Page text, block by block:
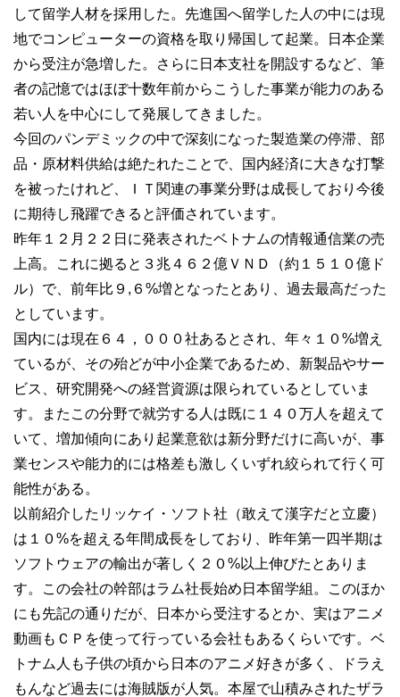
して留学人材を採用した。先進国へ留学した人の中には現
地でコンピューターの資格を取り帰国して起業。日本企業
から受注が急増した。さらに日本支社を開設するなど、筆
者の記憶ではほぼ十数年前からこうした事業が能力のある
若い人を中心にして発展してきました。
今回のパンデミックの中で深刻になった製造業の停滞、部
品・原材料供給は絶たれたことで、国内経済に大きな打撃
を被ったけれど、ＩＴ関連の事業分野は成長しており今後
に期待し飛躍できると評価されています。
昨年１２月２２日に発表されたベトナムの情報通信業の売
上高。これに拠ると３兆４６２億ＶＮＤ（約１５１０億ド
ル）で、前年比９,６%増となったとあり、過去最高だった
としています。
国内には現在６４，０００社あるとされ、年々１０%増え
ているが、その殆どが中小企業であるため、新製品やサー
ビス、研究開発への経営資源は限られているとしていま
す。またこの分野で就労する人は既に１４０万人を超えて
いて、増加傾向にあり起業意欲は新分野だけに高いが、事
業センスや能力的には格差も激しくいずれ絞られて行く可
能性がある。
以前紹介したリッケイ・ソフト社（敢えて漢字だと立慶）
は１０%を超える年間成長をしており、昨年第一四半期は
ソフトウェアの輸出が著しく２０%以上伸びたとありま
す。この会社の幹部はラム社長始め日本留学組。このほか
にも先記の通りだが、日本から受注するとか、実はアニメ
動画もＣＰを使って行っている会社もあるくらいです。ベ
トナム人も子供の頃から日本のアニメ好きが多く、ドラえ
もんなど過去には海賊版が人気。本屋で山積みされたザラ